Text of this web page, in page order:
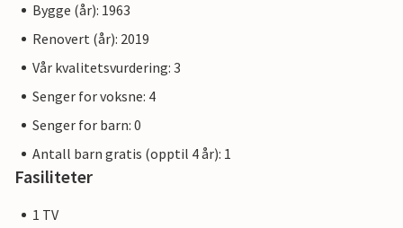
Bygge (år): 1963
Renovert (år): 2019
Vår kvalitetsvurdering: 3
Senger for voksne: 4
Senger for barn: 0
Antall barn gratis (opptil 4 år): 1
Fasiliteter
1 TV